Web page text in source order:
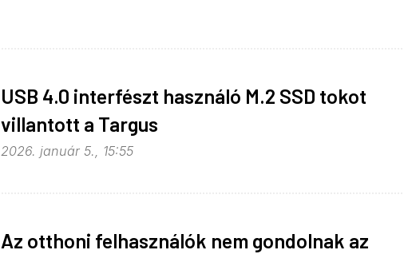
USB 4.0 interfészt használó M.2 SSD tokot
villantott a Targus
2026. január 5., 15:55
Az otthoni felhasználók nem gondolnak az